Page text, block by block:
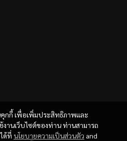
คุกกี้ เพื่อเพิ่มประสิทธิภาพและ
านเว็บไซต์ของท่าน ท่านสามารถ
ด้ที่ นโยบายความเป็นส่วนตัว and